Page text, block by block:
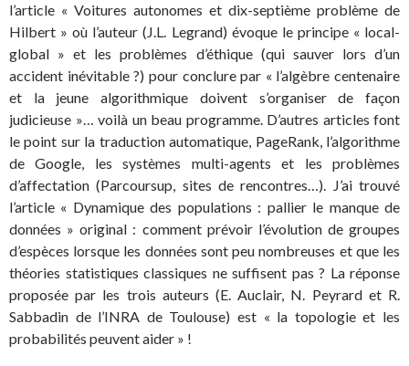
l’article « Voitures autonomes et dix-septième problème de
Hilbert » où l’auteur (J.L. Legrand) évoque le principe « local-
global » et les problèmes d’éthique (qui sauver lors d’un
accident inévitable ?) pour conclure par « l’algèbre centenaire
et la jeune algorithmique doivent s’organiser de façon
judicieuse »… voilà un beau programme. D’autres articles font
le point sur la traduction automatique, PageRank, l’algorithme
de Google, les systèmes multi-agents et les problèmes
d’affectation (Parcoursup, sites de rencontres…). J’ai trouvé
l’article « Dynamique des populations : pallier le manque de
données » original : comment prévoir l’évolution de groupes
d’espèces lorsque les données sont peu nombreuses et que les
théories statistiques classiques ne suffisent pas ? La réponse
proposée par les trois auteurs (E. Auclair, N. Peyrard et R.
Sabbadin de l’INRA de Toulouse) est « la topologie et les
probabilités peuvent aider » !